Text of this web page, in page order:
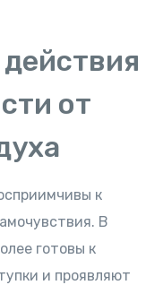
от
к
В
готовы к
и проявляют